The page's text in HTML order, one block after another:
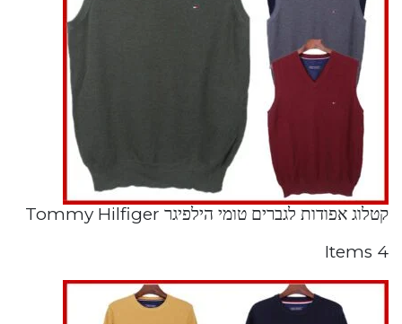
קטלוג אפודות לגברים טומי הילפיגר Tommy Hilfiger
4 Items